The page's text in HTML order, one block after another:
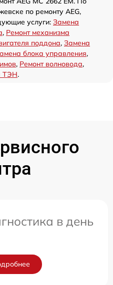
по ремонту AEG,
услуги: Замена
, Ремонт механизма
поддона, Замена
блока управления,
, Ремонт волновода,
ТЭН.
в день